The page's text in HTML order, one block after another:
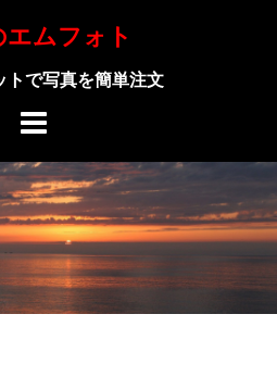
エムフォト
トで写真を簡単注文